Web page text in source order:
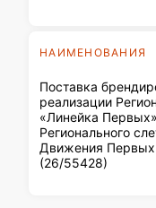
НАИМЕНОВАНИЯ
Поставка
реализации
«Линейка
Регионального
Движения
(26/55428)